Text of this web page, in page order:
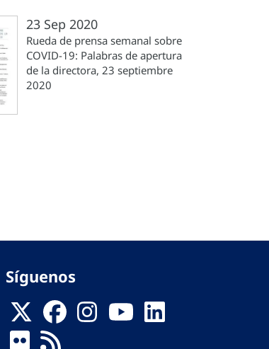
23 Sep 2020
Rueda de prensa semanal sobre
COVID-19: Palabras de apertura
de la directora, 23 septiembre
2020
Síguenos